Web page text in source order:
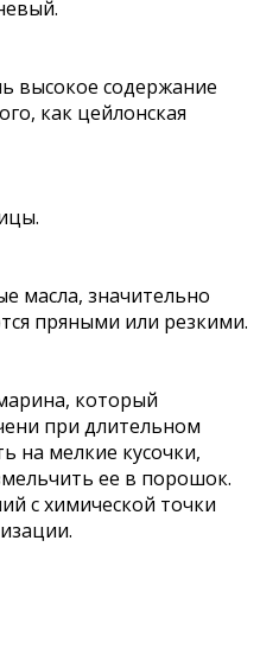
высокое содержание
как цейлонская
масла, значительно
пряными или резкими.
который
при длительном
на мелкие кусочки,
ее в порошок.
с химической точки